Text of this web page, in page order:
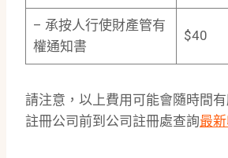
– 承按人行使財產管有
權通知書
$40
請注意，以上費用可能會隨時間
註冊公司前到公司註冊處查詢最